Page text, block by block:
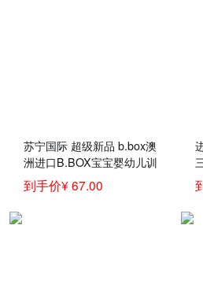
苏宁国际 超级新品 b.box澳
洲进口B.BOX宝宝婴幼儿训
练学吃饭婴儿辅食叉勺套装
儿童餐具 孕婴童餐具 绿紫
到手价¥ 67.00